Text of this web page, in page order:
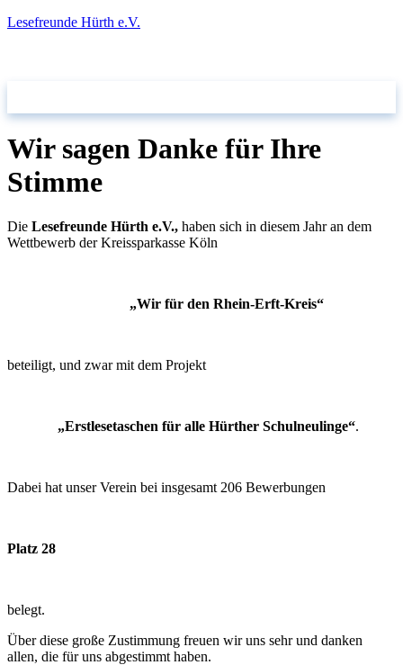
Lesefreunde Hürth e.V.
Wir sagen Danke für Ihre
Stimme
Die Lesefreunde Hürth e.V., haben sich in diesem Jahr an dem
Wettbewerb der Kreissparkasse Köln
„Wir für den Rhein-Erft-Kreis“
beteiligt, und zwar mit dem Projekt
„Erstlesetaschen für alle Hürther Schulneulinge“.
Dabei hat unser Verein bei insgesamt 206 Bewerbungen
Platz 28
belegt.
Über diese große Zustimmung freuen wir uns sehr und danken
allen, die für uns abgestimmt haben.